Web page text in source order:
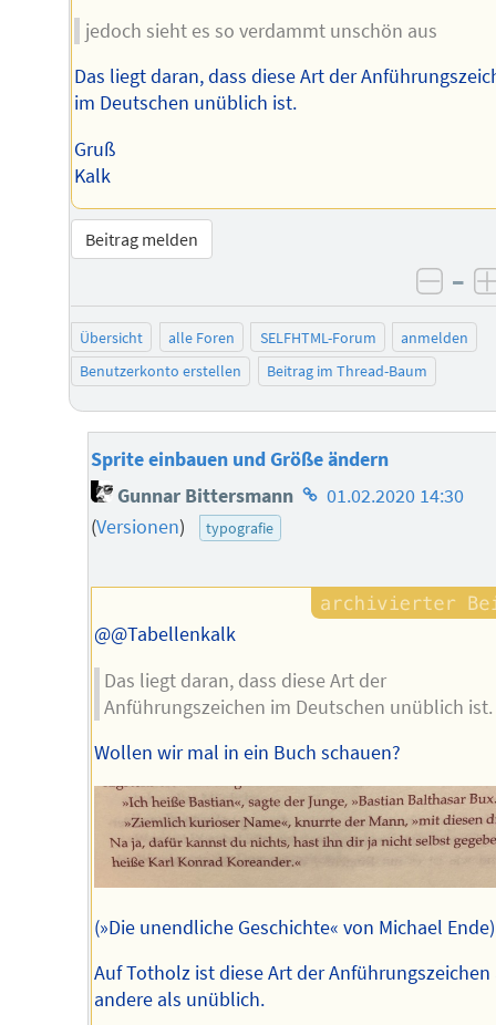
jedoch sieht es so verdammt unschön aus
Das liegt daran, dass diese Art der
im Deutschen unüblich ist.
Gruß
Kalk
Beitrag melden
–
Übersicht alle Foren SELFHTML-Forum
anmelden
Benutzerkonto erstellen
Beitrag im Thread-Baum
Sprite einbauen und Größe ändern
Gunnar Bittersmann Homepage
01.02.2020 14:30
(Versionen) typografie
@@Tabellenkalk
Das liegt daran, dass diese Art der
Anführungszeichen im Deutschen unüblich ist.
Wollen wir mal in ein Buch schauen?
(»Die unendliche Geschichte« von Michael Ende)
Auf Totholz ist diese Art der Anführungszeichen
andere als unüblich.